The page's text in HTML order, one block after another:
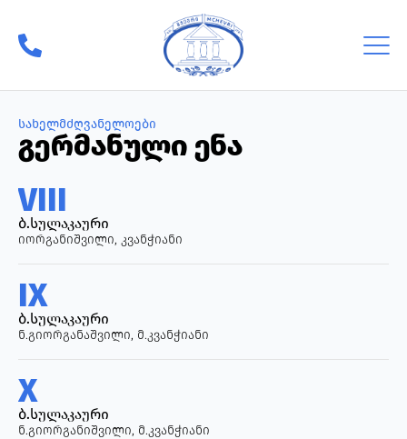
სახელმძღვანელოები
გერმანული ენა
VIII
ბ.სულაკაური
იორგანიშვილი, კვანჭიანი
IX
ბ.სულაკაური
ნ.გიორგანაშვილი, მ.კვანჭიანი
X
ბ.სულაკაური
ნ.გიორგანიშვილი, მ.კვანჭიანი